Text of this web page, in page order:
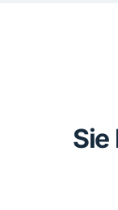
Sie